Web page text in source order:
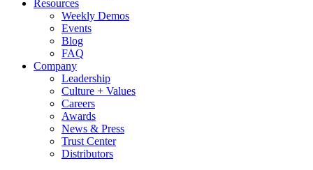
Resources
Weekly Demos
Events
Blog
FAQ
Company
Leadership
Culture + Values
Careers
Awards
News & Press
Trust Center
Distributors